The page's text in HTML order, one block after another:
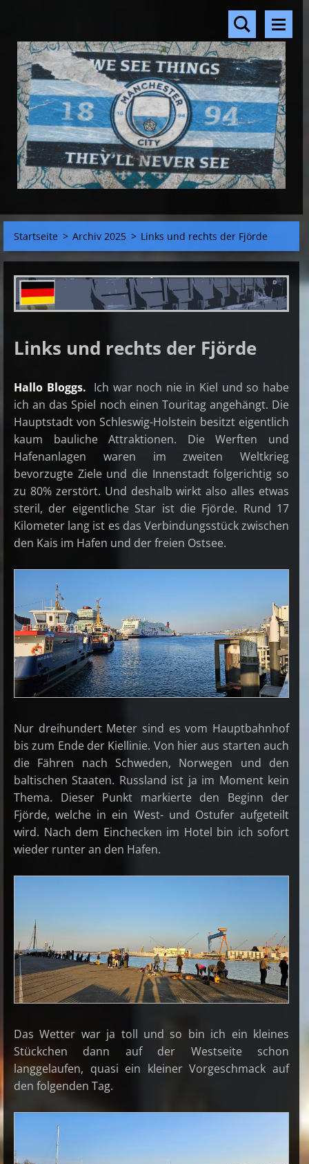
Startseite > Archiv 2025 > Links und rechts der Fjörde
Links und rechts der Fjörde
Hallo Bloggs. Ich war noch nie in Kiel und so habe
ich an das Spiel noch einen Touritag angehängt. Die
Hauptstadt von Schleswig-Holstein besitzt eigentlich
kaum bauliche Attraktionen. Die Werften und
Hafenanlagen waren im zweiten Weltkrieg
bevorzugte Ziele und die Innenstadt folgerichtig so
zu 80% zerstört. Und deshalb wirkt also alles etwas
steril, der eigentliche Star ist die Fjörde. Rund 17
Kilometer lang ist es das Verbindungsstück zwischen
den Kais im Hafen und der freien Ostsee.
Nur dreihundert Meter sind es vom Hauptbahnhof
bis zum Ende der Kiellinie. Von hier aus starten auch
die Fähren nach Schweden, Norwegen und den
baltischen Staaten. Russland ist ja im Moment kein
Thema. Dieser Punkt markierte den Beginn der
Fjörde, welche in ein West- und Ostufer aufgeteilt
wird. Nach dem Einchecken im Hotel bin ich sofort
wieder runter an den Hafen.
Das Wetter war ja toll und so bin ich ein kleines
Stückchen dann auf der Westseite schon
langgelaufen, quasi ein kleiner Vorgeschmack auf
den folgenden Tag.